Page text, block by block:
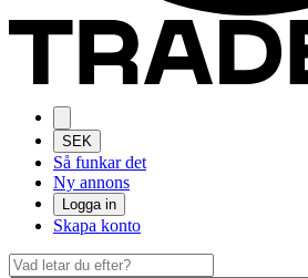
SEK
Så funkar det
Ny annons
Logga in
Skapa konto